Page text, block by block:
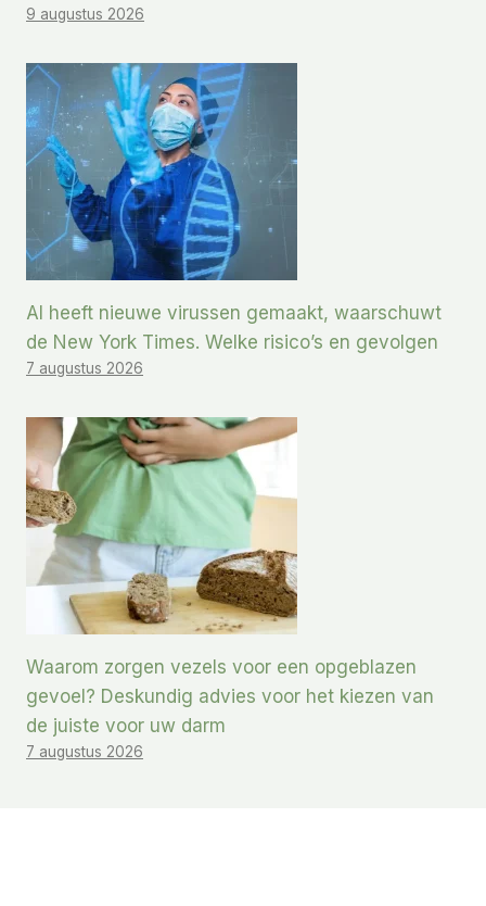
9 augustus 2026
AI heeft nieuwe virussen gemaakt, waarschuwt
de New York Times. Welke risico’s en gevolgen
7 augustus 2026
Waarom zorgen vezels voor een opgeblazen
gevoel? Deskundig advies voor het kiezen van
de juiste voor uw darm
7 augustus 2026